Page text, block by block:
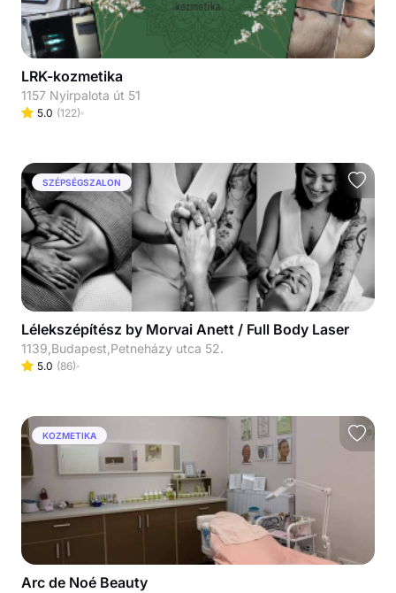
LRK-kozmetika
1157 Nyirpalota út 51
5.0 (122)
SZÉPSÉGSZALON
Lélekszépítész by Morvai Anett / Full Body Laser
1139,Budapest,Petneházy utca 52.
5.0 (86)
KOZMETIKA
Arc de Noé Beauty